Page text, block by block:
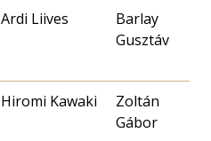
Ardi Liives
Barlay
Gusztáv
Hiromi Kawaki
Zoltán
Gábor